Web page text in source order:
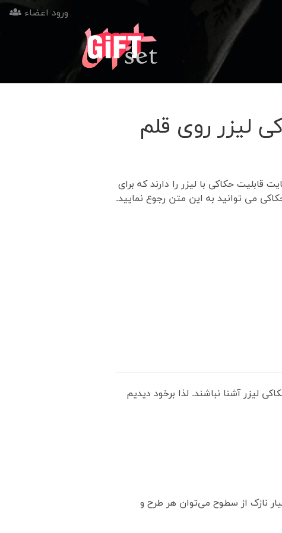
ورود اعضاء
لیزر روی قلم
قابلیت حکاکی با لیزر را دارند که برای
می توانید به این متن رجوع نمایید.
لیزر آشنا نباشند. لذا برخود دیدیم
نازک از سطوح می‌توان هر طرح و